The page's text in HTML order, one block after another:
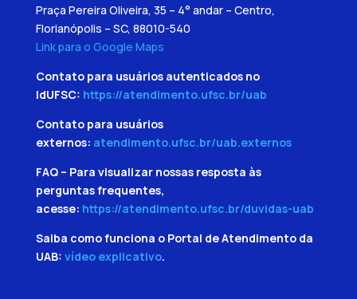
Praça Pereira Oliveira, 35 – 4° andar – Centro,
Florianópolis – SC, 88010-540
Link para o Google Maps
Contato para usuários autenticados no
IdUFSC: https://atendimento.ufsc.br/uab
Contato para usuários
externos: atendimento.ufsc.br/uab.externos
FAQ – Para visualizar nossas resposta às
perguntas frequentes,
acesse: https://atendimento.ufsc.br/duvidas-uab
Saiba como funciona o Portal de Atendimento da
UAB: vídeo explicativo.